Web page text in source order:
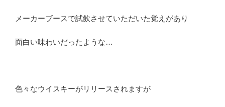
メーカーブースで試飲させていただいた覚えがあり
面白い味わいだったような…
色々なウイスキーがリリースされますが